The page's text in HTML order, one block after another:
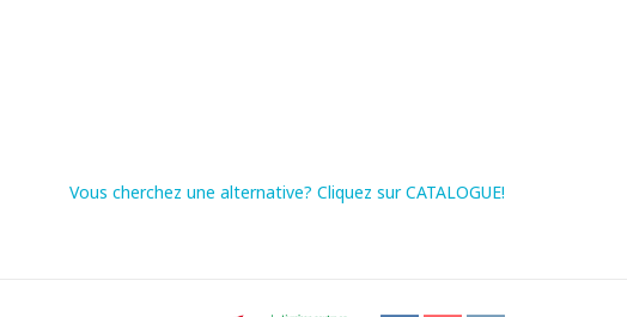
Vous cherchez une alternative? Cliquez sur CATALOGUE!